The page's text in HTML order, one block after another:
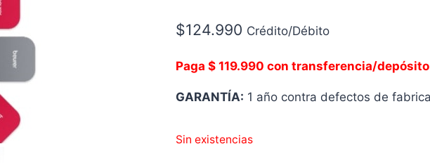
$124.990 Crédito/Débito
Paga $ 119.990 con transferencia/
GARANTÍA: 1 año contra defectos de
Sin existencias